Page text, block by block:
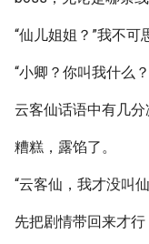
“仙儿姐姐？”我不可
“小卿？你叫我什么
云客仙话语中有几分
糟糕，露馅了。
“云客仙，我才没叫
先把剧情带回来才行